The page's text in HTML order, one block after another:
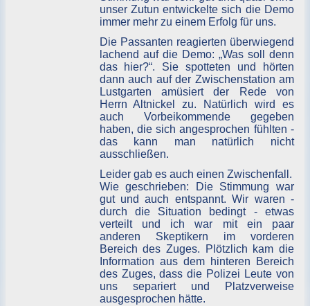
unser Zutun entwickelte sich die Demo
immer mehr zu einem Erfolg für uns.
Die Passanten reagierten überwiegend
lachend auf die Demo: „Was soll denn
das hier?“. Sie spotteten und hörten
dann auch auf der Zwischenstation am
Lustgarten amüsiert der Rede von
Herrn Altnickel zu. Natürlich wird es
auch Vorbeikommende gegeben
haben, die sich angesprochen fühlten -
das kann man natürlich nicht
ausschließen.
Leider gab es auch einen Zwischenfall.
Wie geschrieben: Die Stimmung war
gut und auch entspannt. Wir waren -
durch die Situation bedingt - etwas
verteilt und ich war mit ein paar
anderen Skeptikern im vorderen
Bereich des Zuges. Plötzlich kam die
Information aus dem hinteren Bereich
des Zuges, dass die Polizei Leute von
uns separiert und Platzverweise
ausgesprochen hätte.